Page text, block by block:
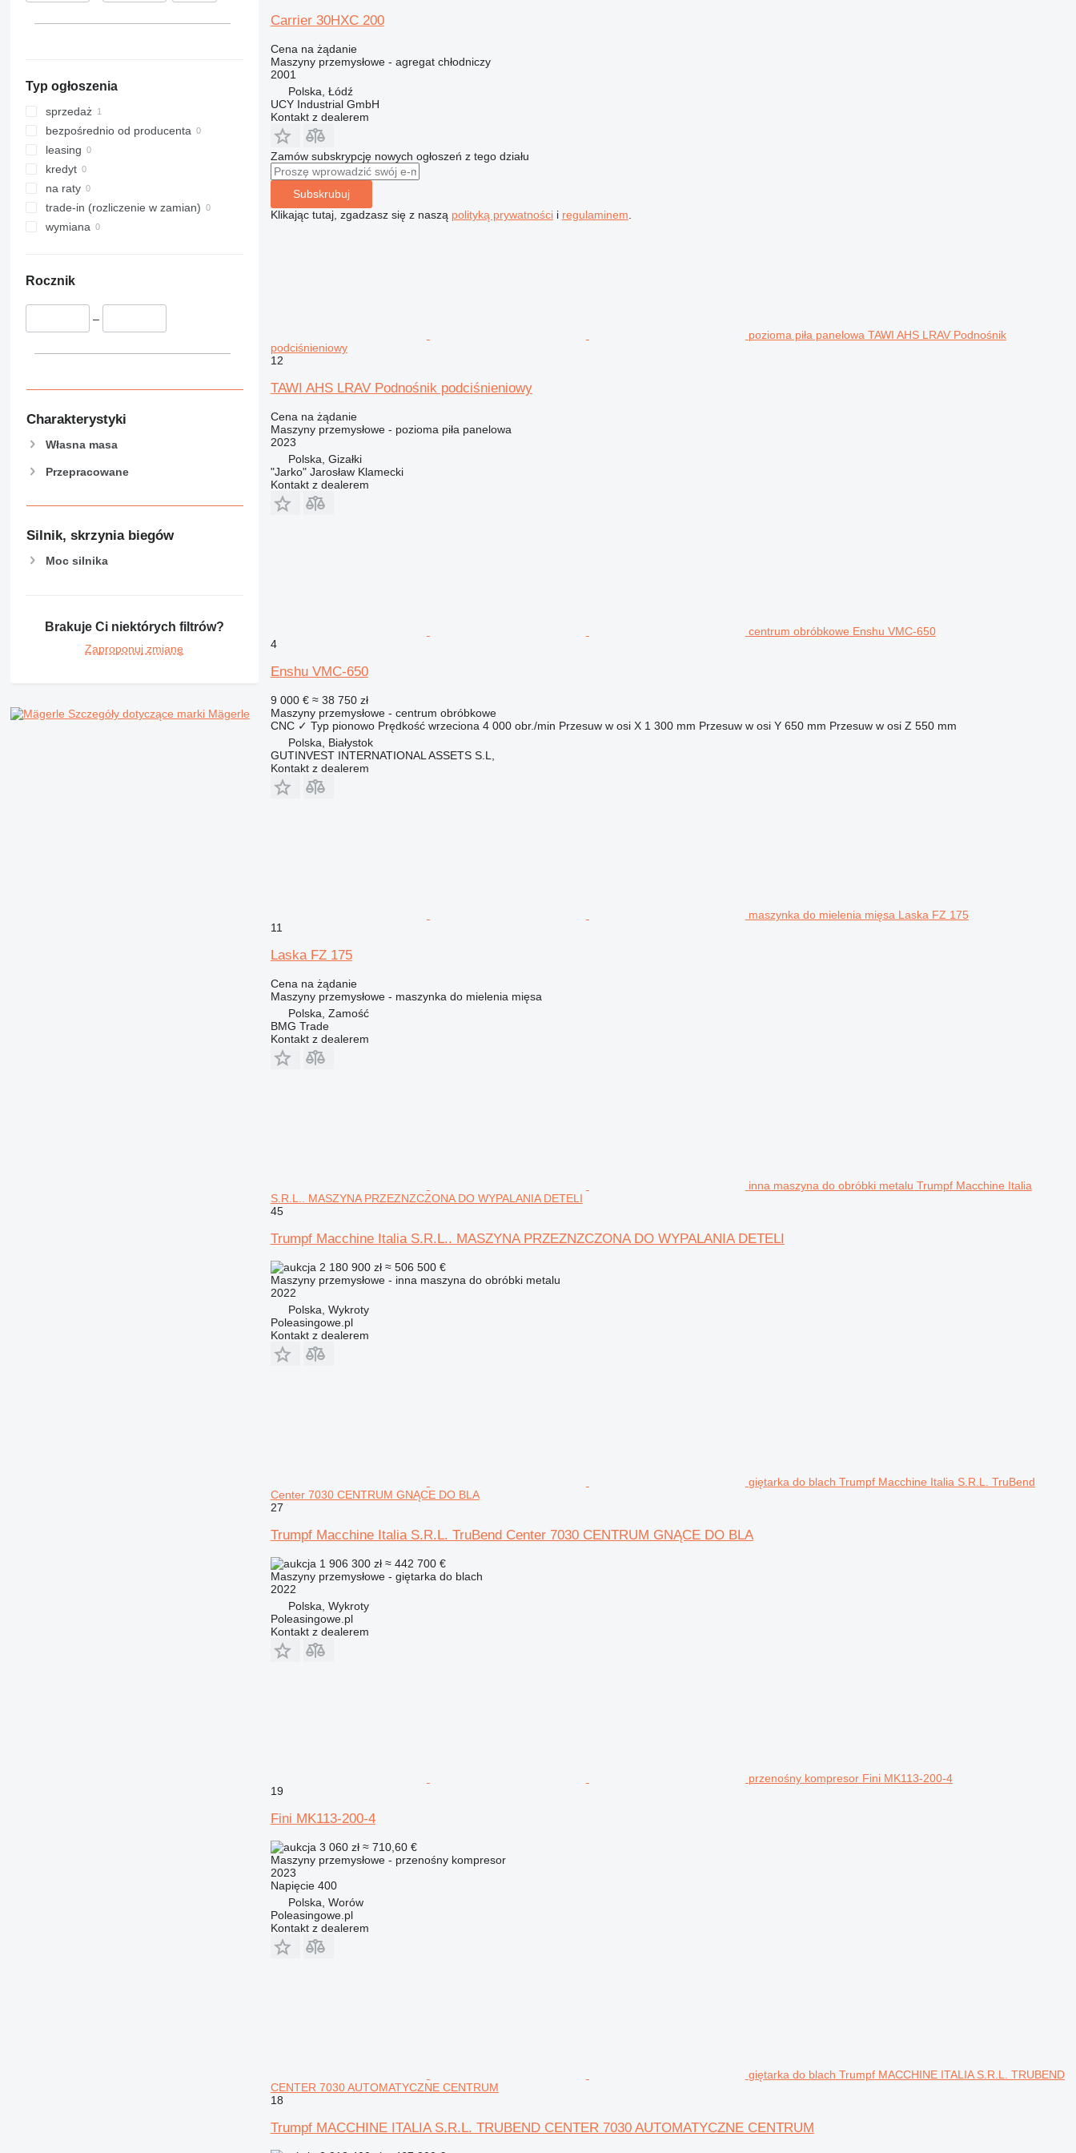
Typ ogłoszenia
sprzedaż
bezpośrednio od producenta
leasing
kredyt
na raty
trade-in (rozliczenie w zamian)
wymiana
Rocznik
–
Charakterystyki
Własna masa
Przepracowane
Silnik, skrzynia biegów
Moc silnika
Brakuje Ci niektórych filtrów?
Zaproponuj zmianę
Szczegóły dotyczące marki Mägerle
Carrier 30HXC 200
Cena na żądanie
Maszyny przemysłowe - agregat chłodniczy
2001
Polska, Łódź
UCY Industrial GmbH
Kontakt z dealerem
Zamów subskrypcję nowych ogłoszeń z tego działu
Subskrubuj
Klikając tutaj, zgadzasz się z naszą polityką prywatnościi regulaminem
pozioma piła panelowa TAWI AHS LRAV Podnośnik
podciśnieniowy
12
TAWI AHS LRAV Podnośnik podciśnieniowy
Cena na żądanie
Maszyny przemysłowe - pozioma piła panelowa
2023
Polska, Gizałki
"Jarko" Jarosław Klamecki
Kontakt z dealerem
centrum obróbkowe Enshu VMC-650
4
Enshu VMC-650
9 000 € ≈ 38 750 zł
Maszyny przemysłowe - centrum obróbkowe
CNC ✓ Typ pionowo Prędkość wrzeciona 4 000 obr./min Przesuw w osi X 1 300 mm Przesuw w osi Y 650 mm Przesuw w osi Z 550 mm
Polska, Białystok
GUTINVEST INTERNATIONAL ASSETS S.L,
Kontakt z dealerem
maszynka do mielenia mięsa Laska FZ 175
11
Laska FZ 175
Cena na żądanie
Maszyny przemysłowe - maszynka do mielenia mięsa
Polska, Zamość
BMG Trade
Kontakt z dealerem
inna maszyna do obróbki metalu Trumpf Macchine Italia
S.R.L.. MASZYNA PRZEZNZCZONA DO WYPALANIA DETELI
45
Trumpf Macchine Italia S.R.L.. MASZYNA PRZEZNZCZONA DO WYPALANIA DETELI
2 180 900 zł ≈ 506 500 €
Maszyny przemysłowe - inna maszyna do obróbki metalu
2022
Polska, Wykroty
Poleasingowe.pl
Kontakt z dealerem
giętarka do blach Trumpf Macchine Italia S.R.L. TruBend
Center 7030 CENTRUM GNĄCE DO BLA
27
Trumpf Macchine Italia S.R.L. TruBend Center 7030 CENTRUM GNĄCE DO BLA
1 906 300 zł ≈ 442 700 €
Maszyny przemysłowe - giętarka do blach
2022
Polska, Wykroty
Poleasingowe.pl
Kontakt z dealerem
przenośny kompresor Fini MK113-200-4
19
Fini MK113-200-4
3 060 zł ≈ 710,60 €
Maszyny przemysłowe - przenośny kompresor
2023
Napięcie 400
Polska, Worów
Poleasingowe.pl
Kontakt z dealerem
giętarka do blach Trumpf MACCHINE ITALIA S.R.L. TRUBEND
CENTER 7030 AUTOMATYCZNE CENTRUM
18
Trumpf MACCHINE ITALIA S.R.L. TRUBEND CENTER 7030 AUTOMATYCZNE CENTRUM